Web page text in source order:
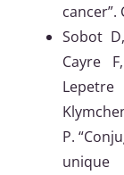
cancer”.
Sobot
Cayre
P.
unique